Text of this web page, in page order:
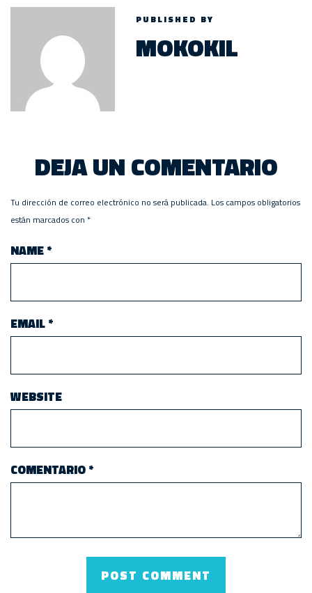
PUBLISHED BY
MOKOKIL
DEJA UN COMENTARIO
Tu dirección de correo electrónico no será publicada. Los campos obligatorios
están marcados con *
NAME*
EMAIL*
WEBSITE
COMENTARIO*